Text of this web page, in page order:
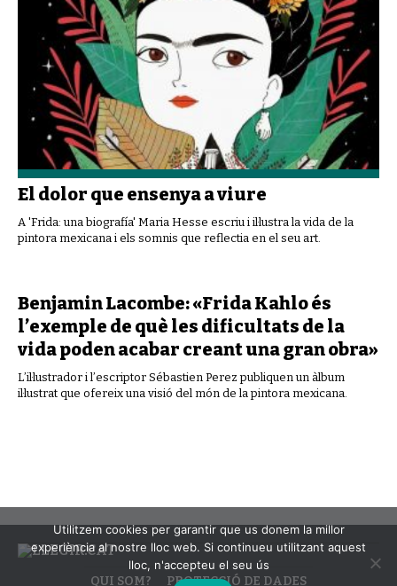
El dolor que ensenya a viure
A 'Frida: una biografía' Maria Hesse escriu i il·lustra la vida de la
pintora mexicana i els somnis que reflectia en el seu art.
Benjamin Lacombe: «Frida Kahlo és
l’exemple de què les dificultats de la
vida poden acabar creant una gran obra»
L’il·lustrador i l’escriptor Sébastien Perez publiquen un àlbum
il·lustrat que ofereix una visió del món de la pintora mexicana.
QUI SOM? PROTECCIÓ DE DADES
Utilitzem cookies per garantir que us donem la millor
experiència al nostre lloc web. Si continueu utilitzant aquest
lloc, n'accepteu el seu ús